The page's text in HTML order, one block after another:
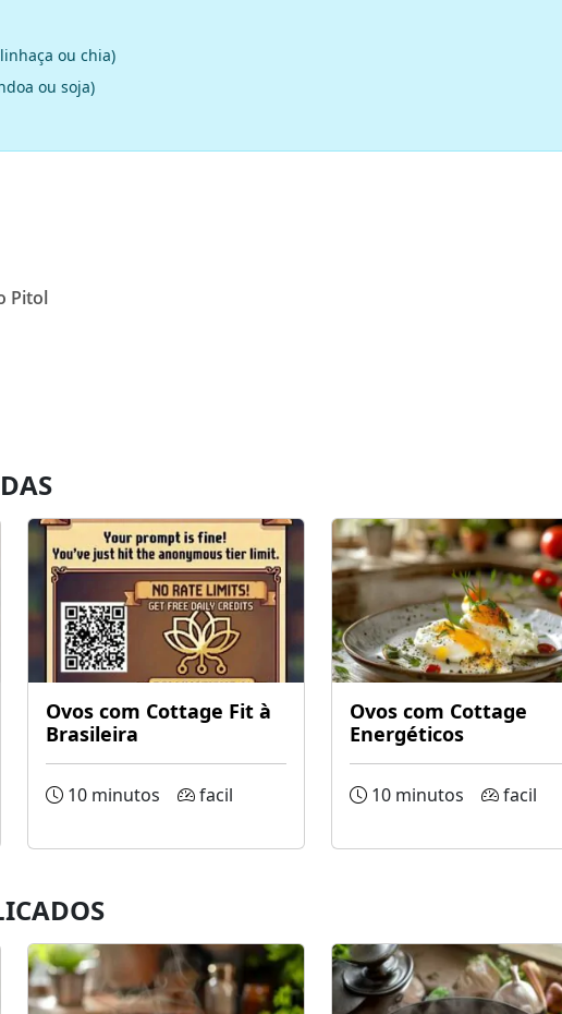
ou chia)
ou soja)
Pitol
Ovos com Cottage Fit à
Brasileira
10 minutos facil
Ovos com Cottage
Energéticos
10 minutos facil